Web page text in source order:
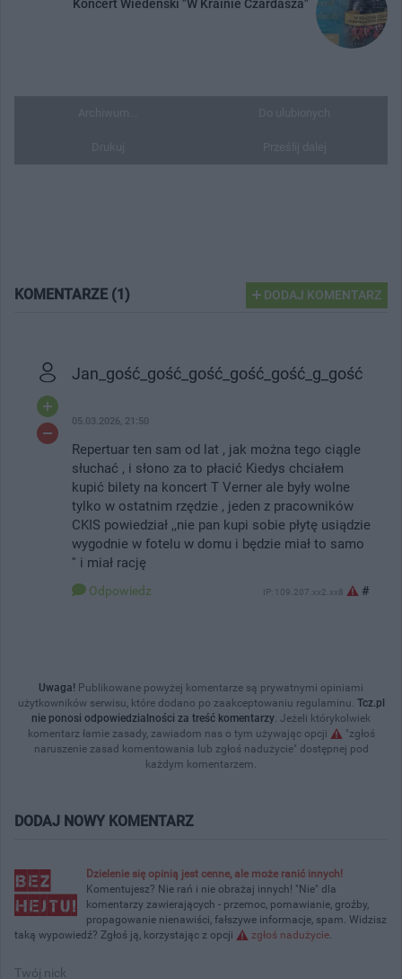
Koncert Wiedeński "W Krainie Czardasza"
KOMENTARZE (1) DODAJ KOMENTARZ
Jan_gość_gość_gość_gość_gość_g_gość
05.03.2026, 21:50
Repertuar ten sam od lat , jak można tego ciągle
słuchać , i słono za to płacić Kiedys chciałem
kupić bilety na koncert T Verner ale były wolne
tylko w ostatnim rzędzie , jeden z pracowników
CKIS powiedział ,,nie pan kupi sobie płytę usiądzie
wygodnie w fotelu w domu i będzie miał to samo
'' i miał rację
Odpowiedz IP: 109.207.xx2.xx8 #
Uwaga! Publikowane powyżej komentarze są prywatnymi opiniami
użytkowników serwisu, które dodano po zaakceptowaniu regulaminu. Tcz.pl
nie ponosi odpowiedzialności za treść komentarzy. Jeżeli którykolwiek
komentarz łamie zasady, zawiadom nas o tym używając opcji
"zgłoś
naruszenie zasad komentowania lub zgłoś nadużycie" dostępnej pod
każdym komentarzem.
DODAJ NOWY KOMENTARZ
Dzielenie się opinią jest cenne, ale może ranić innych!
Komentujesz? Nie rań i nie obrażaj innych! "Nie" dla
komentarzy zawierających - przemoc, pomawianie, groźby,
propagowanie nienawiści, fałszywe informacje, spam. Widzisz
taką wypowiedź? Zgłoś ją, korzystając z opcji
zgłoś nadużycie.
Twój nick